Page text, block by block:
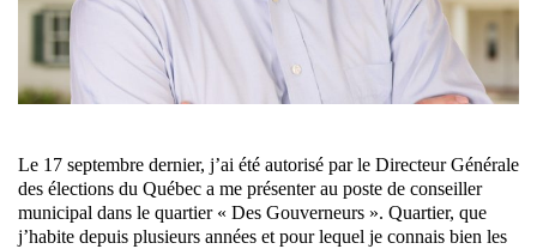
Le 17 septembre dernier, j’ai été autorisé par le Directeur Générale
des élections du Québec a me présenter au poste de conseiller
municipal dans le quartier « Des Gouverneurs ». Quartier, que
j’habite depuis plusieurs années et pour lequel je connais bien les